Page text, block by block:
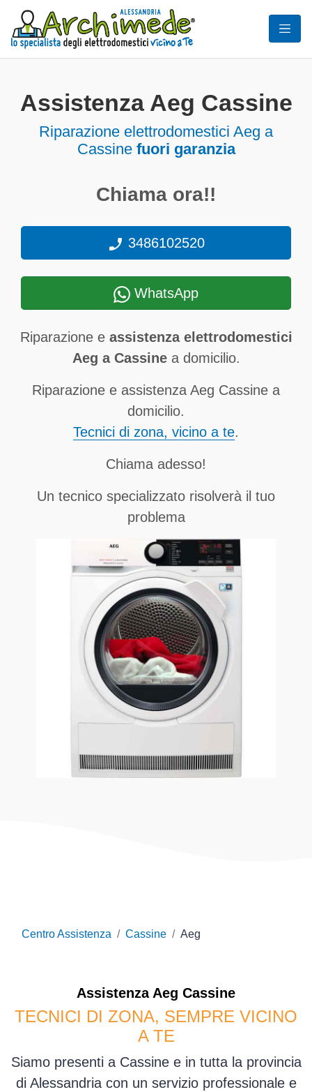
Assistenza Aeg Cassine
Riparazione elettrodomestici Aeg a
Cassine fuori garanzia
Chiama ora!!
3486102520
WhatsApp
Riparazione e assistenza elettrodomestici
Aeg a Cassinea domicilio.
Riparazione e assistenza Aeg Cassine a
domicilio.
Tecnici di zona, vicino a te.
Chiama adesso!
Un tecnico specializzato risolverà il tuo
problema
Centro Assistenza Cassine Aeg
Assistenza Aeg Cassine
TECNICI DI ZONA, SEMPRE VICINO
A TE
Siamo presenti a Cassine e in tutta la provincia
di Alessandria con un servizio professionale e